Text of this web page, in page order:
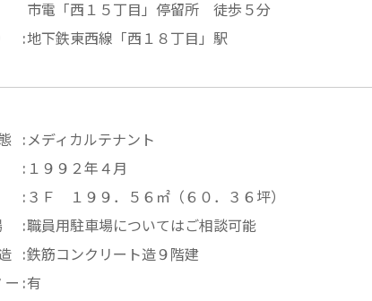
市電「西１５丁目」停留所 徒歩５分
地下鉄東西線「西１８丁目」駅
メディカルテナント
１９９２年４月
３Ｆ １９９．５６㎡（６０．３６坪）
職員用駐車場についてはご相談可能
鉄筋コンクリート造９階建
有